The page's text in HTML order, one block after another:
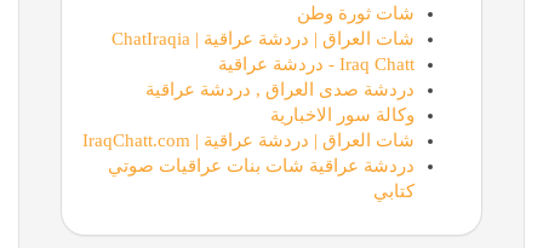
شات ثورة وطن
شات العراق | دردشة عراقية | ChatIraqia
Iraq Chatt - دردشة عراقية
دردشة صدى العراق , دردشة عراقية
وكالة سور الاخبارية
شات العراق | دردشة عراقية | IraqChatt.com
دردشة عراقية شات بنات عراقيات صوتي
كتابي